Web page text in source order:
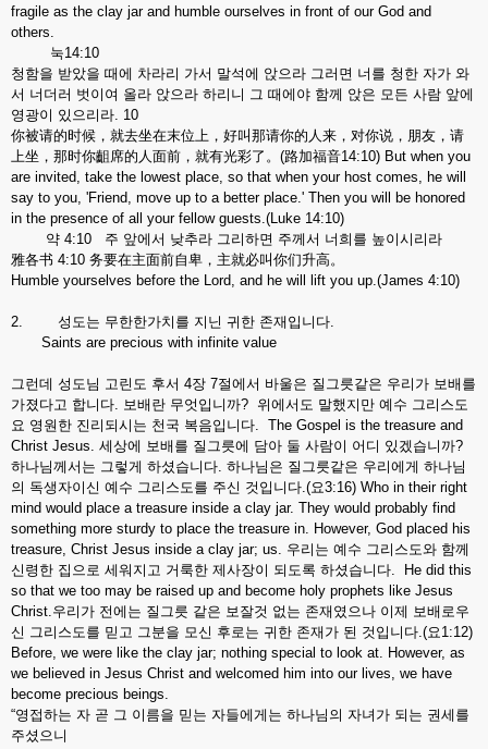
fragile as the clay jar and humble ourselves in front of our God and
others.
눅14:10
청함을 받았을 때에 차라리 가서 말석에 앉으라 그러면 너를 청한 자가 와
서 너더러 벗이여 올라 앉으라 하리니 그 때에야 함께 앉은 모든 사람 앞에
영광이 있으리라. 10
你被请的时候，就去坐在末位上，好叫那请你的人来，对你说，朋友，请
上坐，那时你齟席的人面前，就有光彩了。(路加福音14:10) But when you
are invited, take the lowest place, so that when your host comes, he will
say to you, 'Friend, move up to a better place.' Then you will be honored
in the presence of all your fellow guests.(Luke 14:10)
약 4:10 주 앞에서 낮추라 그리하면 주께서 너희를 높이시리라
雅各书 4:10 务要在主面前自卑，主就必叫你们升高。
Humble yourselves before the Lord, and he will lift you up.(James 4:10)
2. 성도는 무한한가치를 지닌 귀한 존재입니다.
Saints are precious with infinite value
그런데 성도님 고린도 후서 4장 7절에서 바울은 질그릇같은 우리가 보배를
가졌다고 합니다. 보배란 무엇입니까? 위에서도 말했지만 예수 그리스도
요 영원한 진리되시는 천국 복음입니다. The Gospel is the treasure and
Christ Jesus. 세상에 보배를 질그릇에 담아 둘 사람이 어디 있겠습니까?
하나님께서는 그렇게 하셨습니다. 하나님은 질그릇같은 우리에게 하나님
의 독생자이신 예수 그리스도를 주신 것입니다.(요3:16) Who in their right
mind would place a treasure inside a clay jar. They would probably find
something more sturdy to place the treasure in. However, God placed his
treasure, Christ Jesus inside a clay jar; us. 우리는 예수 그리스도와 함께
신령한 집으로 세워지고 거룩한 제사장이 되도록 하셨습니다. He did this
so that we too may be raised up and become holy prophets like Jesus
Christ.우리가 전에는 질그릇 같은 보잘것 없는 존재였으나 이제 보배로우
신 그리스도를 믿고 그분을 모신 후로는 귀한 존재가 된 것입니다.(요1:12)
Before, we were like the clay jar; nothing special to look at. However, as
we believed in Jesus Christ and welcomed him into our lives, we have
become precious beings.
“영접하는 자 곧 그 이름을 믿는 자들에게는 하나님의 자녀가 되는 권세를
주셨으니